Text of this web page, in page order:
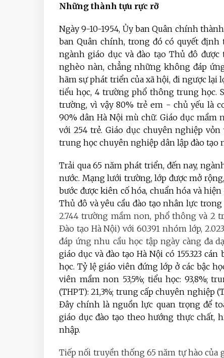
Những thành tựu rực rỡ
Ngày 9-10-1954, Ủy ban Quân chính
ban Quân chính, trong đó có quyết định
ngành giáo dục và đào tạo Thủ đô
nghèo nàn, chẳng những không đáp
hãm sự phát triển của xã hội, đi ngược lại
tiểu học, 4 trường phổ thông trung học.
trường, vì vậy 80% trẻ em - chủ yếu là
90% dân Hà Nội mù chữ. Giáo dục
với 254 trẻ. Giáo dục chuyên nghiệp
trung học chuyên nghiệp dân lập đào tạo
Trải qua 65 năm phát triển, đến nay,
nước. Mạng lưới trường, lớp được mở
bước được kiên cố hóa, chuẩn hóa và
Thủ đô và yêu cầu đào tạo nhân lực
2.744 trường mầm non, phổ thông và 2
Đào tạo Hà Nội) với 60.391 nhóm lớp,
đáp ứng nhu cầu học tập ngày càng đa
giáo dục và đào tạo Hà Nội có 155.323
học. Tỷ lệ giáo viên đứng lớp ở các bậc
viên mầm non 53,5%; tiểu học: 93,8%;
(THPT): 21,3%; trung cấp chuyên nghiệp
Đây chính là nguồn lực quan trọng để
giáo dục đào tạo theo hướng thực chất,
nhập.
Tiếp nối truyền thống 65 năm tự hào của